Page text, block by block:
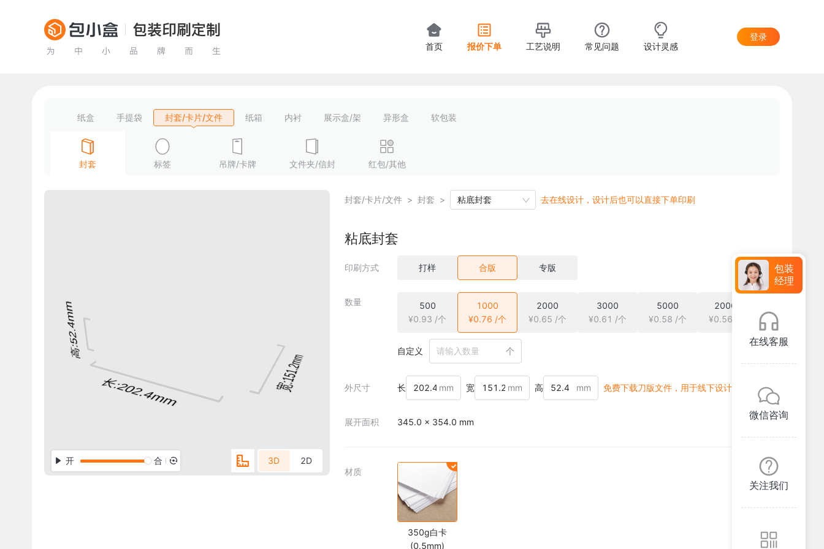
首页 报价下单 工艺说明 常见问题 设计灵感
登录
纸盒 手提袋 封套/卡片/文件 纸箱 内衬 展示盒/架 异形盒 软包装
封套 标签 吊牌/卡牌 文件夹/信封 红包/其他
开 合 3D 2D
封套/卡片/文件 > 封套 > 粘底封套 去在线设计，设计后也可以直接下单印刷
粘底封套
印刷方式 打样 合版 专版
数量
500
¥0.93 /个
1000
¥0.76 /个
2000
¥0.65 /个
3000
¥0.61 /个
5000
¥0.58 /个
20000
¥0.56 /个
自定义 个
外尺寸 长 mm 宽 mm 高 mm 免费下载刀版文件，用于线下设计
展开面积 345.0 × 354.0 mm
材质
350g白卡
(0.5mm)
包装
经理
在线客服
微信咨询
关注我们